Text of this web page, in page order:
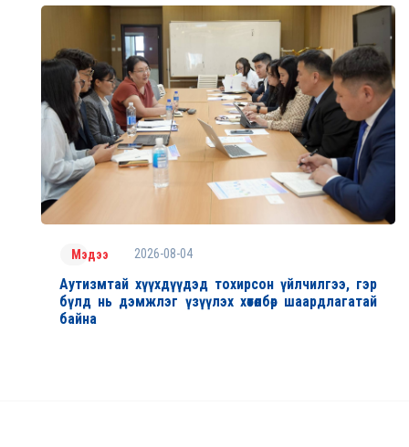
Мэдээ 2026-08-04
Аутизмтай хүүхдүүдэд тохирсон үйлчилгээ, гэр
бүлд нь дэмжлэг үзүүлэх хөтөлбөр шаардлагатай
байна